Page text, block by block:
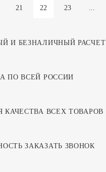
21 22 23 ...
И БЕЗНАЛИЧНЫЙ РАСЧЕТ
ПО ВСЕЙ РОССИИ
КАЧЕСТВА ВСЕХ ТОВАРОВ
ЗАКАЗАТЬ ЗВОНОК